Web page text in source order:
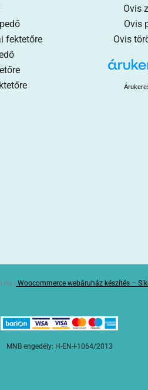
fektetőre
Ovis
Ovis
Ovis
| Woocommerce webáruház készítés –
MNB engedély: H-EN-I-1064/2013